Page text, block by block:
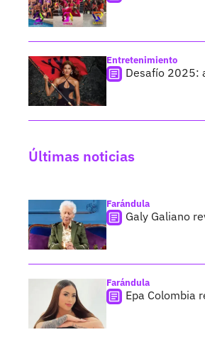
Entretenimiento
Desafío 2025:
Últimas noticias
Farándula
Galy Galiano
Farándula
Epa Colombia